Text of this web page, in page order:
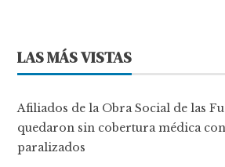
LAS MÁS VISTAS
Afiliados de la Obra Social de las
quedaron sin cobertura médica
paralizados